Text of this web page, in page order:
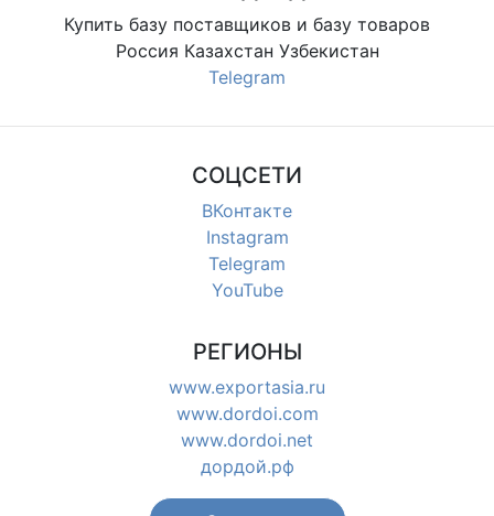
Купить базу поставщиков и базу товаров
Россия Казахстан Узбекистан
Telegram
СОЦСЕТИ
ВКонтакте
Instagram
Telegram
YouTube
РЕГИОНЫ
www.exportasia.ru
www.dordoi.com
www.dordoi.net
дордой.рф